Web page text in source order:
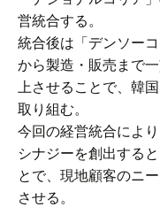
営統合する。
統合後は「デンソー
から製造・販売まで
上させることで、韓
取り組む。
今回の経営統合によ
シナジーを創出する
とで、現地顧客のニ
させる。